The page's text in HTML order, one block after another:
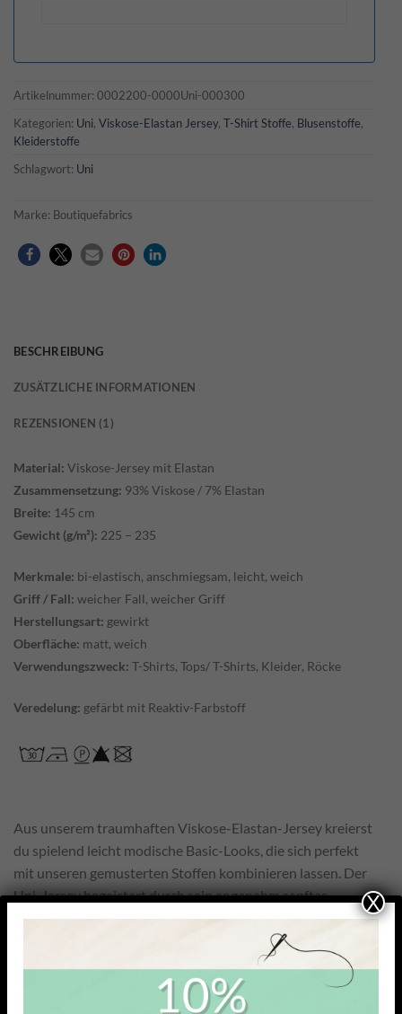
Artikelnummer: 0002200-0000Uni-000300
Kategorien: Uni, Viskose-Elastan Jersey, T-Shirt Stoffe, Blusenstoffe,
Kleiderstoffe
Schlagwort: Uni
Marke: Boutiquefabrics
BESCHREIBUNG
ZUSÄTZLICHE INFORMATIONEN
REZENSIONEN (1)
Material: Viskose-Jersey mit Elastan
Zusammensetzung: 93% Viskose / 7% Elastan
Breite: 145 cm
Gewicht (g/m²): 225 – 235
Merkmale: bi-elastisch, anschmiegsam, leicht, weich
Griff / Fall: weicher Fall, weicher Griff
Herstellungsart: gewirkt
Oberfläche: matt, weich
Verwendungszweck: T-Shirts, Tops/ T-Shirts, Kleider, Röcke
Veredelung: gefärbt mit Reaktiv-Farbstoff
Aus unserem traumhaften Viskose-Elastan-Jersey kreierst
du spielend leicht modische Basic-Looks, die sich perfekt
mit unseren gemusterten Stoffen kombinieren lassen. Der
Uni-Jersey begeistert durch sein angenehm sanftes
Tragegefühl auf der Haut – selbst bei längerem Tragen.
Mit 93 % Viskoseanteil bietet der Stoff hohen Komfort und
einen besonders weichen, fließenden Fall. Die glatte, leicht
glänzende Oberfläche eignet sich ideal für feine Oberteile,
X